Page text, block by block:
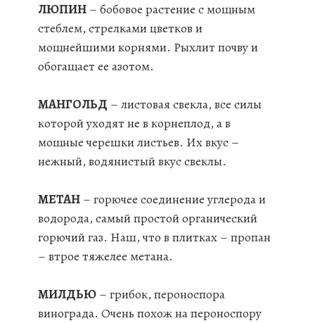
ЛЮПИН – бобовое растение с мощным
стеблем, стрелками цветков и
мощнейшими корнями. Рыхлит почву и
обогащает ее азотом.
МАНГОЛЬД – листовая свекла, все силы
которой уходят не в корнеплод, а в
мощные черешки листьев. Их вкус –
нежный, водянистый вкус свеклы.
МЕТАН – горючее соединение углерода и
водорода, самый простой органический
горючий газ. Наш, что в плитках – пропан
– втрое тяжелее метана.
МИЛДЬЮ – грибок, пероноспора
винограда. Очень похож на пероноспору